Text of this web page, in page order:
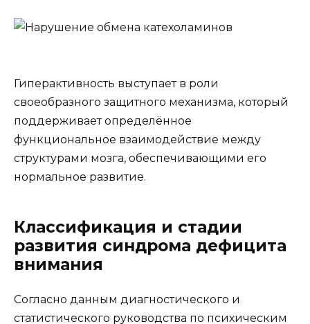
Гиперактивность выступает в роли
своеобразного защитного механизма, который
поддерживает определённое
функциональное взаимодействие между
структурами мозга, обеспечивающими его
нормальное развитие.
Классификация и стадии
развития синдрома дефицита
внимания
Согласно данным диагностического и
статистического руководства по психическим